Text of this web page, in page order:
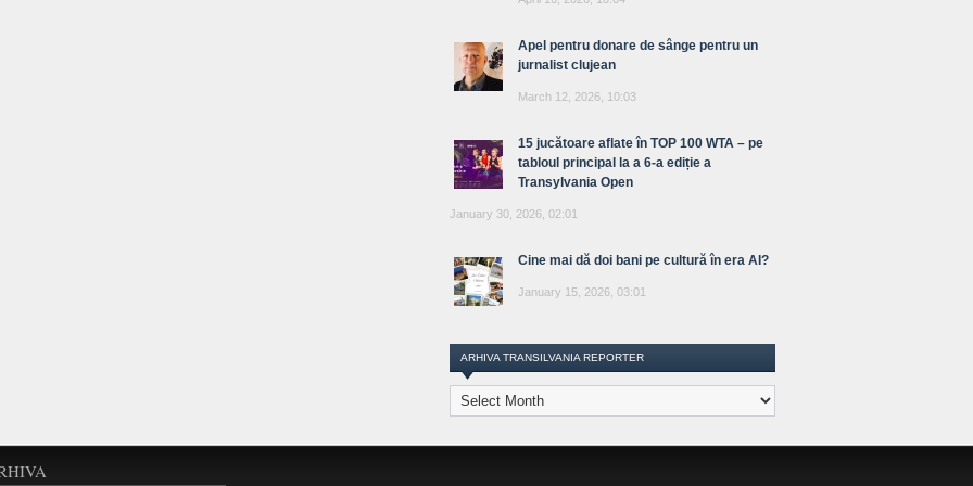
Apel pentru donare de sânge pentru un
jurnalist clujean
March 12, 2026, 10:03
15 jucătoare aflate în TOP 100 WTA – pe
tabloul principal la a 6-a ediție a
Transylvania Open
January 30, 2026, 02:01
Cine mai dă doi bani pe cultură în era AI?
January 15, 2026, 03:01
ARHIVA TRANSILVANIA REPORTER
Arhiva
Transilvania